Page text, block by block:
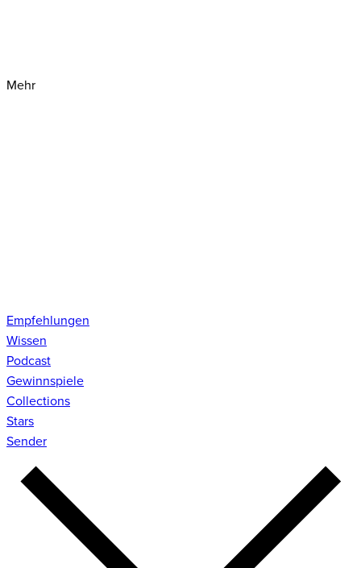
Mehr
Empfehlungen
Wissen
Podcast
Gewinnspiele
Collections
Stars
Sender